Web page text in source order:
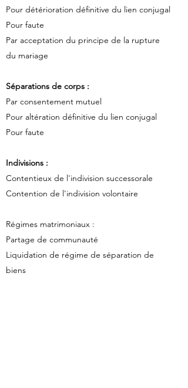
Pour détérioration définitive du lien conjugal
Pour faute
Par acceptation du principe de la rupture
du mariage
Séparations de corps :
Par consentement mutuel
Pour altération définitive du lien conjugal
Pour faute
Indivisions :
Contentieux de l'indivision successorale
Contention de l'indivision volontaire
Régimes matrimoniaux :
Partage de communauté
Liquidation de régime de séparation de
biens